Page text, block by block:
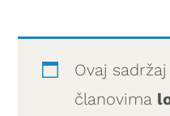
Ovaj
članovima